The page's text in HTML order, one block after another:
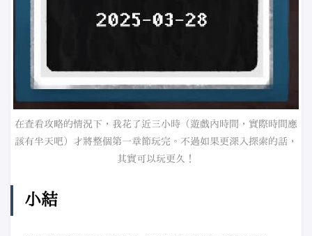
在查看攻略的情況下，我花了近三小時（遊戲內時間，實際時間應
該有半天吧）才將整個第一章節玩完。不過如果更深入探索的話，
其實可以玩更久！
小結